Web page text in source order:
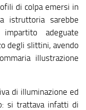
di colpa emersi in
istruttoria sarebbe
adeguate
degli slittini, avendo
illustrazione
di illuminazione ed
si trattava infatti di